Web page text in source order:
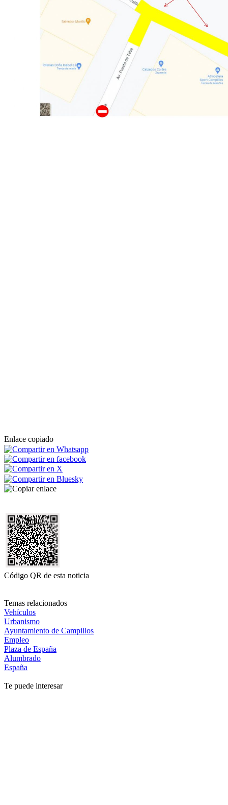
Enlace copiado
Código QR de esta noticia
Temas relacionados
Vehículos
Urbanismo
Ayuntamiento de Campillos
Empleo
Plaza de España
Alumbrado
España
Te puede interesar